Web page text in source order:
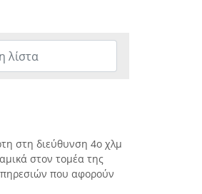
στη διεύθυνση 4ο χλμ
στον τομέα της
που αφορούν